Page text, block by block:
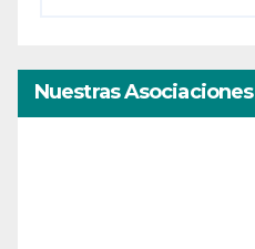
Nuestras Asociaciones